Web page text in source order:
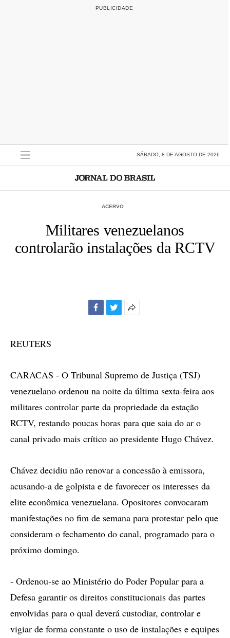
SÁBADO, 8 DE AGOSTO DE 2026
ACERVO
Militares venezuelanos
controlarão instalações da RCTV
REUTERS
CARACAS - O Tribunal Supremo de Justiça (TSJ)
venezuelano ordenou na noite da última sexta-feira aos
militares controlar parte da propriedade da estação
RCTV, restando poucas horas para que saia do ar o
canal privado mais crítico ao presidente Hugo Chávez.
Chávez decidiu não renovar a concessão à emissora,
acusando-a de golpista e de favorecer os interesses da
elite econômica venezuelana. Opositores convocaram
manifestações no fim de semana para protestar pelo que
consideram o fechamento do canal, programado para o
próximo domingo.
- Ordenou-se ao Ministério do Poder Popular para a
Defesa garantir os direitos constitucionais das partes
envolvidas para o qual deverá custodiar, controlar e
vigiar de forma constante o uso de instalações e equipes